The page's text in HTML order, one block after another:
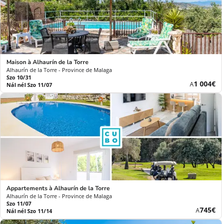
Maison à Alhaurín de la Torre
Alhaurín de la Torre - Province de Malaga
Szo 10/31
Nál nél Szo 11/07
AÚj
ár
1 004€
Appartements à Alhaurín de la Torre
Alhaurín de la Torre - Province de Malaga
Szo 11/07
Nál nél Szo 11/14
AÚj
ár
745€